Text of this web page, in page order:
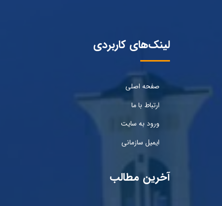
لینک‌های کاربردی
صفحه اصلی
ارتباط با ما
ورود به سایت
ایمیل سازمانی
آخرین مطالب